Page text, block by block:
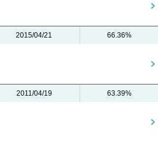
2015/04/21 66.36%
2011/04/19 63.39%